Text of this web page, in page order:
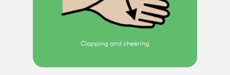
Clapping and cheering